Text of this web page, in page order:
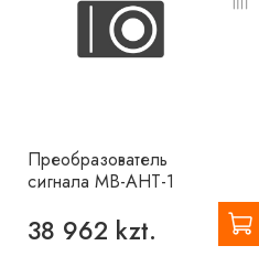
Преобразователь
сигнала MB-AHT-1
38 962 kzt.